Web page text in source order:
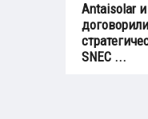
Antaisolar
SNEC ...